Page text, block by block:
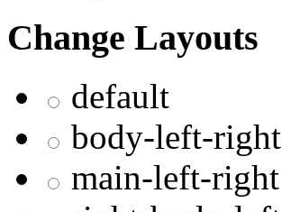
Change Layouts
default
body-left-right
main-left-right